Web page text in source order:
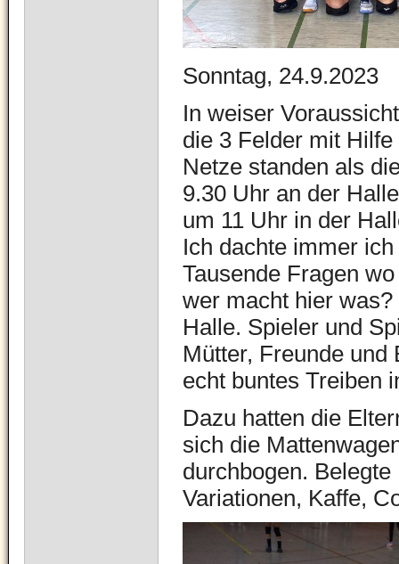
Sonntag, 24.9.2023
In weiser
die 3 Felder mit
Netze standen als
9.30 Uhr an der
um 11 Uhr in der
Ich dachte immer
Tausende Fragen
wer macht hier
Halle. Spieler und
Mütter, Freunde und
echt buntes Treiben
Dazu hatten die
sich die
durchbogen.
Variationen, Kaffe,